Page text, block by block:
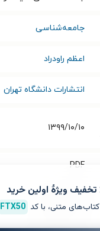
جامعه‌شناسی
اعظم راودراد
انتشارات دانشگاه تهران
۱۳۹۹/۱۰/۱۰
PDF
۶.۴۴ مگابایت
کتاب‌های متنی، با کد FTX50